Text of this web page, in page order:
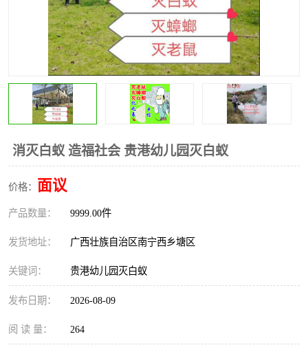
消灭白蚁 造福社会 贵港幼儿园灭白蚁
价格： 面议
产品数量： 9999.00件
发货地址： 广西壮族自治区南宁西乡塘区
关键词： 贵港幼儿园灭白蚁
发布日期： 2026-08-09
阅 读 量： 264